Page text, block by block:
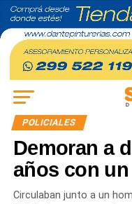
POLICIALES
Demoran a
años con
Circulaban junto a un